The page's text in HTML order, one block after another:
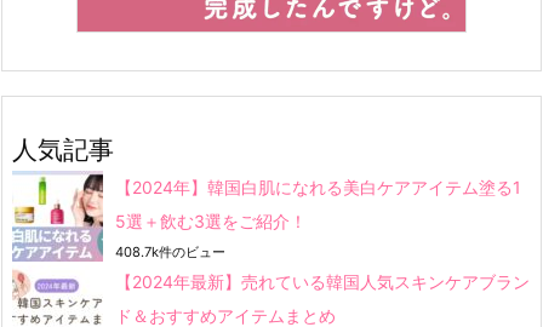
人気記事
【2024年】韓国白肌になれる美白ケアアイテム塗る1
5選＋飲む3選をご紹介！
408.7k件のビュー
【2024年最新】売れている韓国人気スキンケアブラン
ド＆おすすめアイテムまとめ